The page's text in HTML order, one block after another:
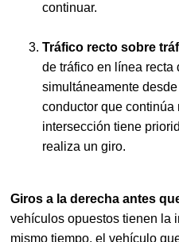
continuar.
Tráfico recto sobre
de tráfico en línea
simultáneamente
conductor que continúa
intersección tiene
realiza un giro.
Giros a la derecha antes
vehículos opuestos tienen la
mismo tiempo, el vehículo